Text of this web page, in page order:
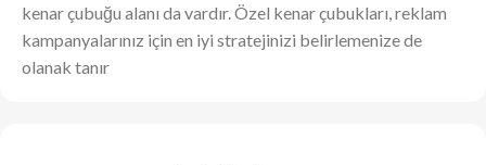
kenar çubuğu alanı da vardır. Özel kenar çubukları, reklam
kampanyalarınız için en iyi stratejinizi belirlemenize de
olanak tanır